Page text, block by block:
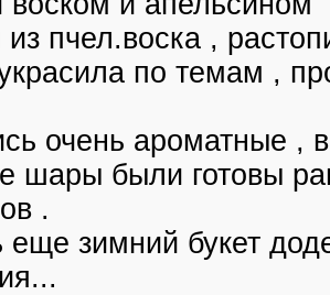
из пчел.воска ,
по темам ,
очень ароматные ,
шары были готовы
.
еще зимний букет